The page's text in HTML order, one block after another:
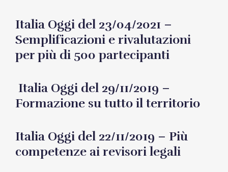
Italia Oggi del 23/04/2021 –
Semplificazioni e rivalutazioni
per più di 500 partecipanti
Italia Oggi del 29/11/2019 –
Formazione su tutto il territorio
Italia Oggi del 22/11/2019 – Più
competenze ai revisori legali